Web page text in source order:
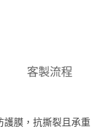
客製流程
護膜，抗撕裂且承重